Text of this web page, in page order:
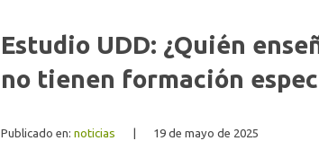
Estudio UDD: ¿Quién
no tienen formación
Publicado en: noticias 19 de mayo de 2025